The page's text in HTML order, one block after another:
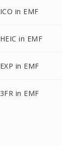
ICO in EMF
HEIC in EMF
EXP in EMF
3FR in EMF